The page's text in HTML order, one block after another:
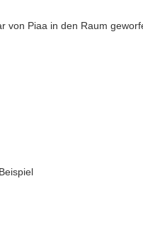
von Piaa in den Raum